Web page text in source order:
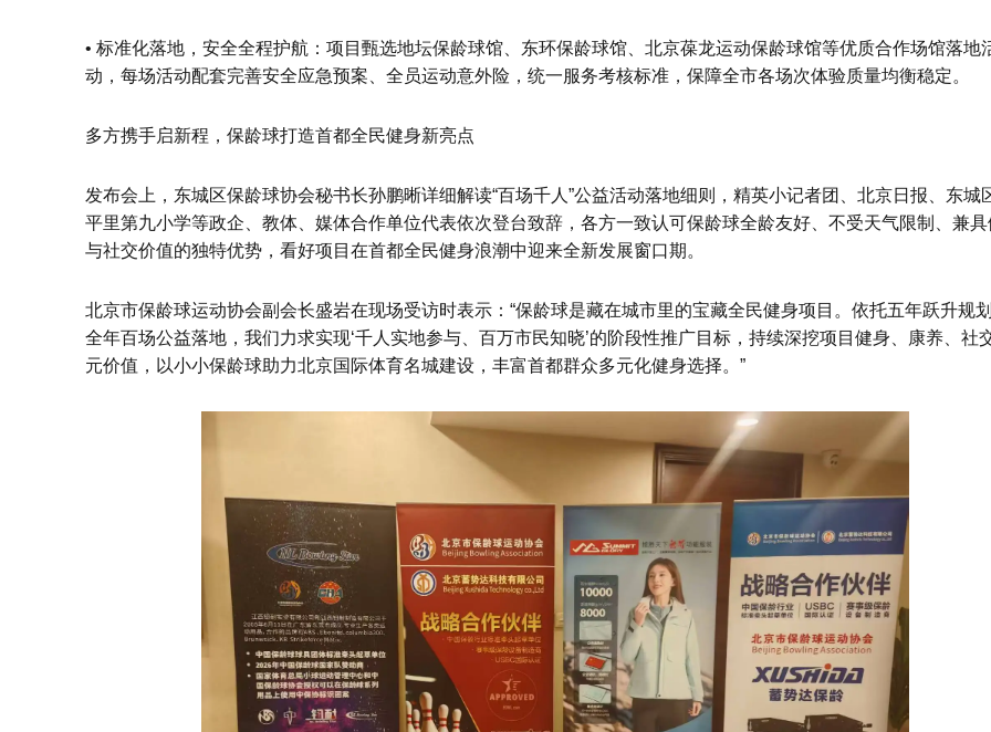
• 标准化落地，安全全程护航：项目甄选地坛保龄球馆、东环保龄球馆、北京葆龙运动保龄球馆等优质合作场馆落地
动，每场活动配套完善安全应急预案、全员运动意外险，统一服务考核标准，保障全市各场次体验质量均衡稳定。
多方携手启新程，保龄球打造首都全民健身新亮点
发布会上，东城区保龄球协会秘书长孙鹏晰详细解读“百场千人”公益活动落地细则，精英小记者团、北京日报、东城
平里第九小学等政企、教体、媒体合作单位代表依次登台致辞，各方一致认可保龄球全龄友好、不受天气限制、兼
与社交价值的独特优势，看好项目在首都全民健身浪潮中迎来全新发展窗口期。
北京市保龄球运动协会副会长盛岩在现场受访时表示：“保龄球是藏在城市里的宝藏全民健身项目。依托五年跃升规
全年百场公益落地，我们力求实现‘千人实地参与、百万市民知晓’的阶段性推广目标，持续深挖项目健身、康养、社
元价值，以小小保龄球助力北京国际体育名城建设，丰富首都群众多元化健身选择。”